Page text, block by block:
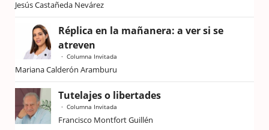
Jesús Castañeda Nevárez
Réplica en la mañanera: a ver si se
atreven
Columna Invitada
Mariana Calderón Aramburu
Tutelajes o libertades
Columna Invitada
Francisco Montfort Guillén